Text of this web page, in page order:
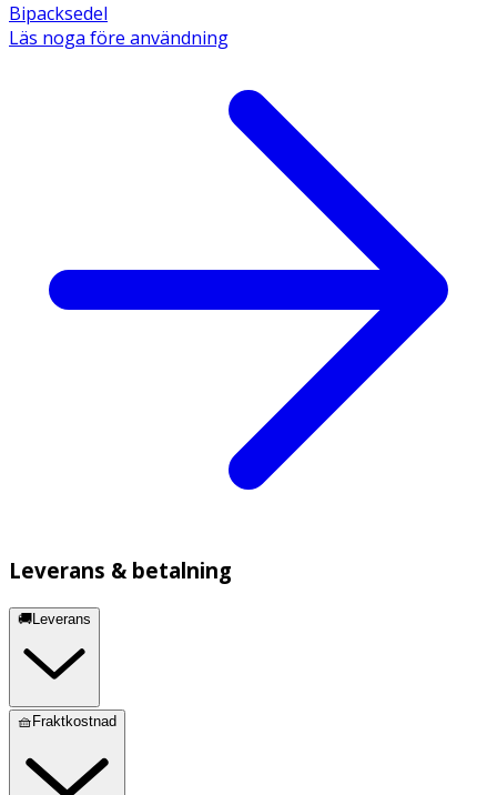
Bipacksedel
Läs noga före användning
Leverans & betalning
🚚Leverans
🧺Fraktkostnad